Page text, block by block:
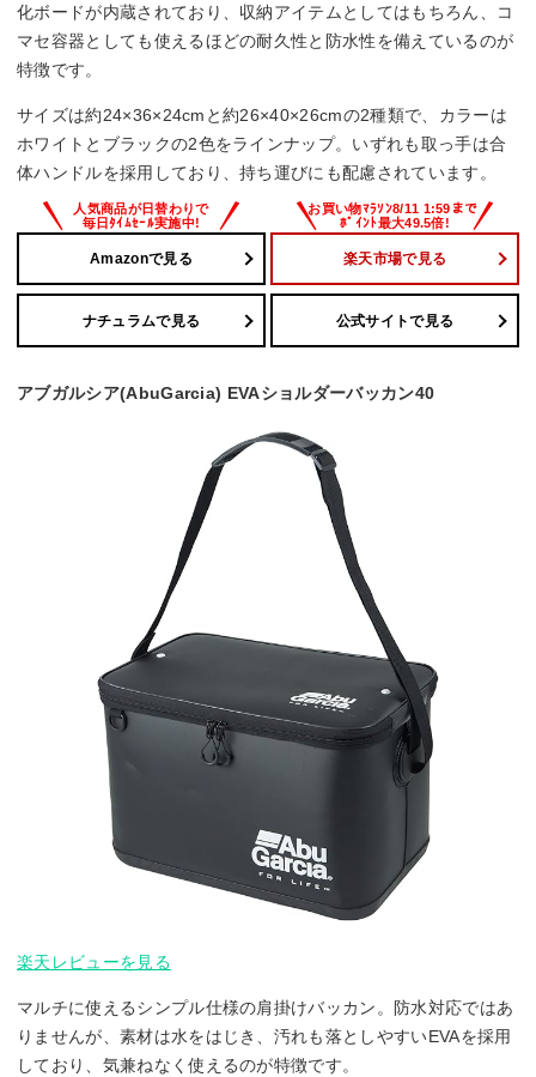
化ボードが内蔵されており、収納アイテムとしてはもちろん、コ
マセ容器としても使えるほどの耐久性と防水性を備えているのが
特徴です。
サイズは約24×36×24cmと約26×40×26cmの2種類で、カラーは
ホワイトとブラックの2色をラインナップ。いずれも取っ手は合
体ハンドルを採用しており、持ち運びにも配慮されています。
Amazonで見る 楽天市場で見る
ナチュラムで見る 公式サイトで見る
アブガルシア(AbuGarcia) EVAショルダーバッカン40
楽天レビューを見る
マルチに使えるシンプル仕様の肩掛けバッカン。防水対応ではあ
りませんが、素材は水をはじき、汚れも落としやすいEVAを採用
しており、気兼ねなく使えるのが特徴です。